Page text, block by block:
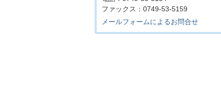
ファックス：0749-53-5159
メールフォームによるお問合せ